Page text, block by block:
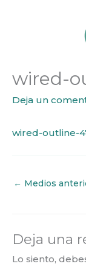
wired-
Deja un
wired-outline-
← Medios
Deja una
Lo siento,